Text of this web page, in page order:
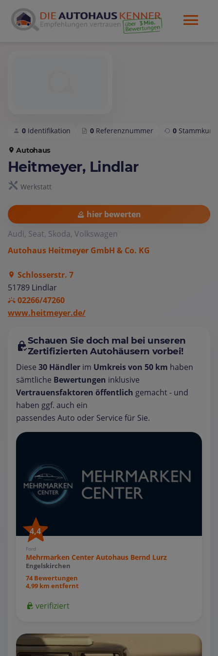
0 Identifikation 0 Referenznummer 0
Autohaus
Heitmeyer, Lindlar
Werkstatt
hier bewerten
Audi, Seat, Skoda, Volkswagen
Autohaus Heitmeyer GmbH & Co. KG
Schlosserstr. 7
51789 Lindlar
02266/47260
www.heitmeyer.de/
Schauen Sie doch mal bei unseren
Zertifizierten Autohäusern vorbei!
Diese 30 Händler im Umkreis von 50 km haben
sämtliche Bewertungen inklusive
Vertrauensfaktoren öffentlich gemacht - und
haben ggf. auch ein
passendes Auto oder Service für Sie.
4,4
Ford
Mehrmarken Center Autohaus Bernd Lurz
Engelskirchen
74 Bewertungen
4,99 km entfernt
verifiziert